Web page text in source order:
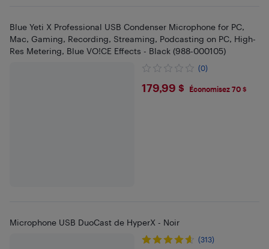
Blue Yeti X Professional USB Condenser Microphone for PC,
Mac, Gaming, Recording, Streaming, Podcasting on PC, High-
Res Metering, Blue VO!CE Effects - Black (988-000105)
(0)
$179.99
179,99 $ Économisez 70 $
Microphone USB DuoCast de HyperX - Noir
(313)